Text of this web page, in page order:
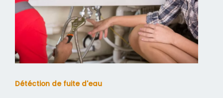
Détéction de fuite d'eau